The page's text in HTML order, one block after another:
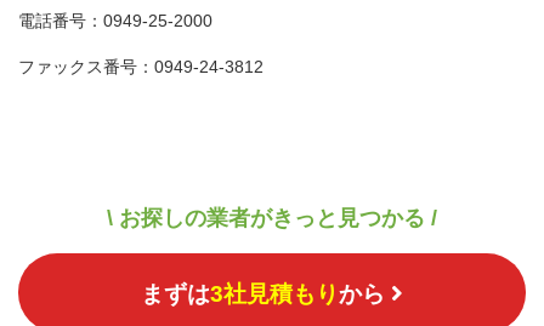
電話番号：0949-25-2000
ファックス番号：0949-24-3812
\ お探しの業者がきっと見つかる /
まずは3社見積もりから